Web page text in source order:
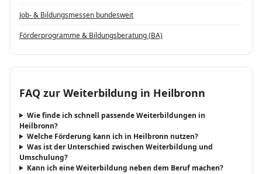
Job- & Bildungs­messen bundesweit
Förderprogramme & Bildungsberatung (BA)
FAQ zur Weiterbildung in Heilbronn
Wie finde ich schnell passende Weiterbildungen in
Heilbronn?
Welche Förderung kann ich in Heilbronn nutzen?
Was ist der Unterschied zwischen Weiterbildung und
Umschulung?
Kann ich eine Weiterbildung neben dem Beruf machen?